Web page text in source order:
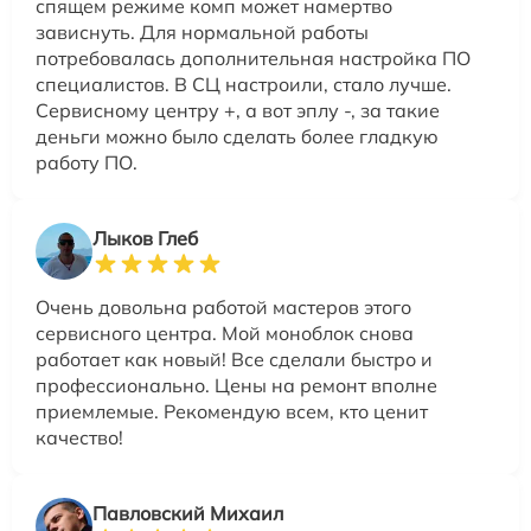
спящем режиме комп может намертво
зависнуть. Для нормальной работы
потребовалась дополнительная настройка ПО
специалистов. В СЦ настроили, стало лучше.
Сервисному центру +, а вот эплу -, за такие
деньги можно было сделать более гладкую
работу ПО.
Лыков Глеб
Очень довольна работой мастеров этого
сервисного центра. Мой моноблок снова
работает как новый! Все сделали быстро и
профессионально. Цены на ремонт вполне
приемлемые. Рекомендую всем, кто ценит
качество!
Павловский Михаил